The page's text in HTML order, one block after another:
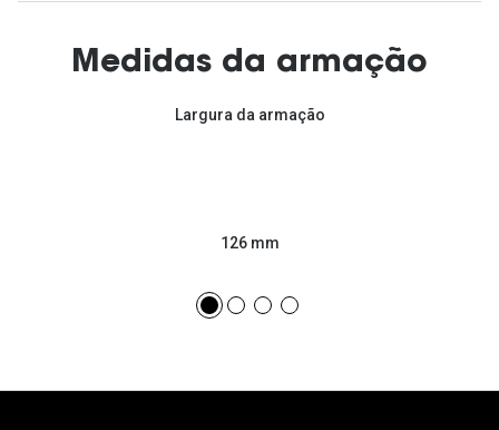
Medidas da armação
Largura da armação
126 mm